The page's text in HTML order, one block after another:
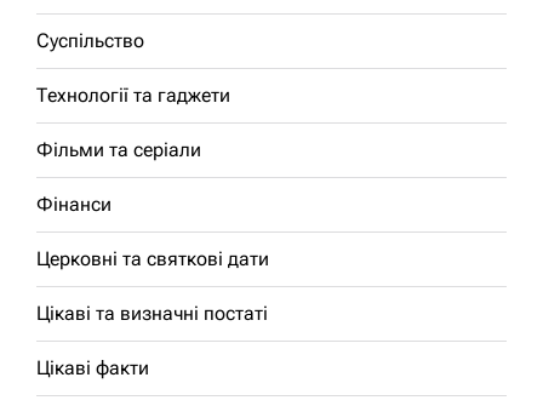
Суспільство
Технології та гаджети
Фільми та серіали
Фінанси
Церковні та святкові дати
Цікаві та визначні постаті
Цікаві факти